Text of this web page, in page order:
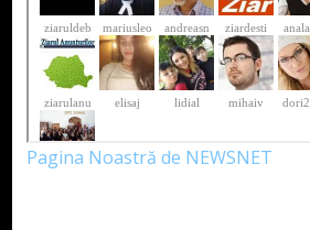
Pagina Noastră de NEWSNET